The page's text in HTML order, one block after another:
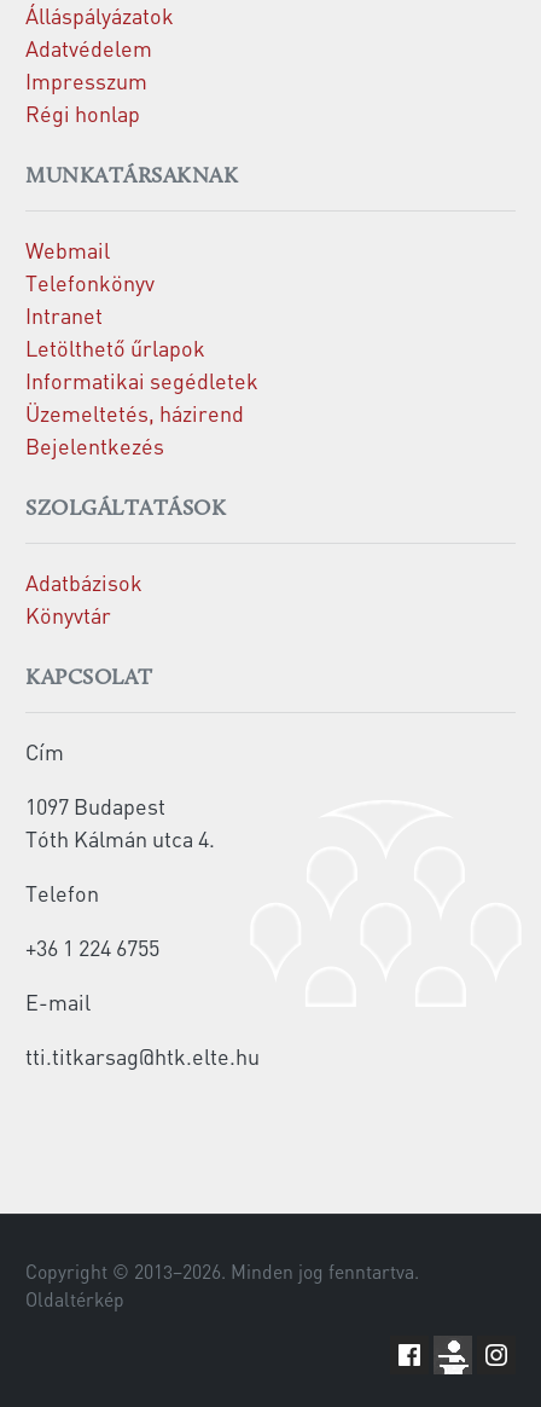
Álláspályázatok
Adatvédelem
Impresszum
Régi honlap
MUNKATÁRSAKNAK
Webmail
Telefonkönyv
Intranet
Letölthető űrlapok
Informatikai segédletek
Üzemeltetés, házirend
Bejelentkezés
SZOLGÁLTATÁSOK
Adatbázisok
Könyvtár
KAPCSOLAT
Cím
1097 Budapest
Tóth Kálmán utca 4.
Telefon
+36 1 224 6755
E-mail
tti.titkarsag@htk.elte.hu
Copyright © 2013–2026. Minden jog fenntartva.
Oldaltérkép